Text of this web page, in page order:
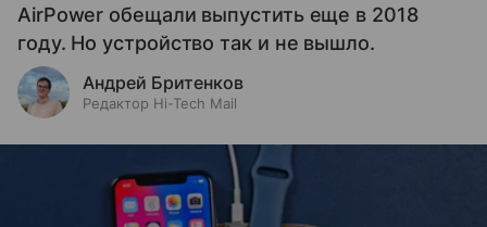
AirPower обещали выпустить еще в 2018
году. Но устройство так и не вышло.
Андрей Бритенков
Редактор Hi-Tech Mail